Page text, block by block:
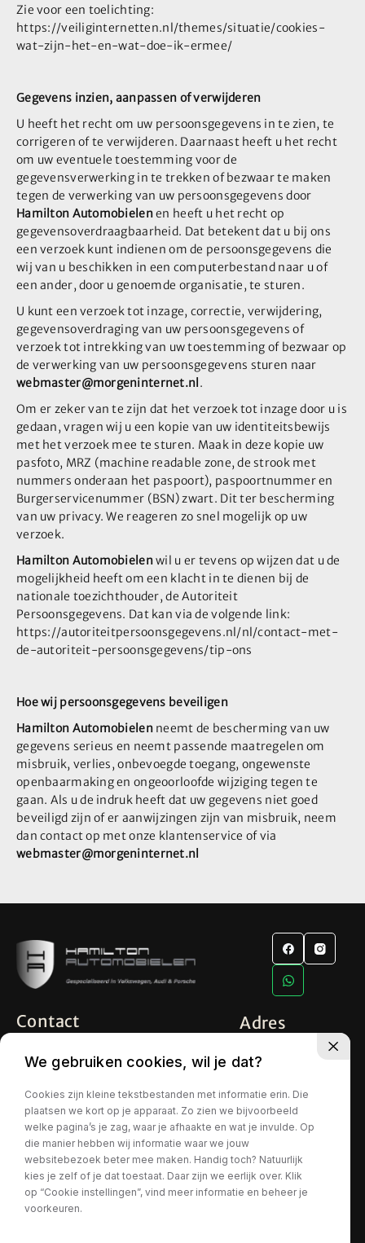
Zie voor een toelichting:
https://veiliginternetten.nl/themes/situatie/cookies-
wat-zijn-het-en-wat-doe-ik-ermee/
Gegevens inzien, aanpassen of verwijderen
U heeft het recht om uw persoonsgegevens in te zien, te
corrigeren of te verwijderen. Daarnaast heeft u het recht
om uw eventuele toestemming voor de
gegevensverwerking in te trekken of bezwaar te maken
tegen de verwerking van uw persoonsgegevens door
Hamilton Automobielenen heeft u het recht op
gegevensoverdraagbaarheid. Dat betekent dat u bij ons
een verzoek kunt indienen om de persoonsgegevens die
wij van u beschikken in een computerbestand naar u of
een ander, door u genoemde organisatie, te sturen.
U kunt een verzoek tot inzage, correctie, verwijdering,
gegevensoverdraging van uw persoonsgegevens of
verzoek tot intrekking van uw toestemming of bezwaar op
de verwerking van uw persoonsgegevens sturen naar
webmaster@morgeninternet.nl .
Om er zeker van te zijn dat het verzoek tot inzage door u is
gedaan, vragen wij u een kopie van uw identiteitsbewijs
met het verzoek mee te sturen. Maak in deze kopie uw
pasfoto, MRZ (machine readable zone, de strook met
nummers onderaan het paspoort), paspoortnummer en
Burgerservicenummer (BSN) zwart. Dit ter bescherming
van uw privacy. We reageren zo snel mogelijk op uw
verzoek.
Hamilton Automobielenwil u er tevens op wijzen dat u de
mogelijkheid heeft om een klacht in te dienen bij de
nationale toezichthouder, de Autoriteit
Persoonsgegevens. Dat kan via de volgende link:
https://autoriteitpersoonsgegevens.nl/nl/contact-met-
de-autoriteit-persoonsgegevens/tip-ons
Hoe wij persoonsgegevens beveiligen
Hamilton Automobielenneemt de bescherming van uw
gegevens serieus en neemt passende maatregelen om
misbruik, verlies, onbevoegde toegang, ongewenste
openbaarmaking en ongeoorloofde wijziging tegen te
gaan. Als u de indruk heeft dat uw gegevens niet goed
beveiligd zijn of er aanwijzingen zijn van misbruik, neem
dan contact op met onze klantenservice of via
webmaster@morgeninternet.nl
Contact
+31 (0) 6 15 08 15 48
Adres
5627 BS Eindhoven
Openingstijden
Ma t/m Za 09:00 - 17:00
Tip! Bel even van te voren om teleurstelling te voorkomen
We gebruiken cookies, wil je dat?
Cookies zijn kleine tekstbestanden met informatie erin. Die
plaatsen we kort op je apparaat. Zo zien we bijvoorbeeld
welke pagina’s je zag, waar je afhaakte en wat je invulde. Op
die manier hebben wij informatie waar we jouw
websitebezoek beter mee maken. Handig toch? Natuurlijk
kies je zelf of je dat toestaat. Daar zijn we eerlijk over. Klik
op “Cookie instellingen”, vind meer informatie en beheer je
voorkeuren.